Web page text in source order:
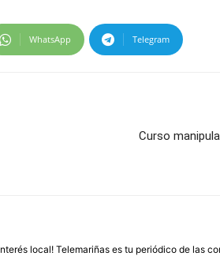
WhatsApp Telegram
Curso
local! Telemariñas es tu periódico de las